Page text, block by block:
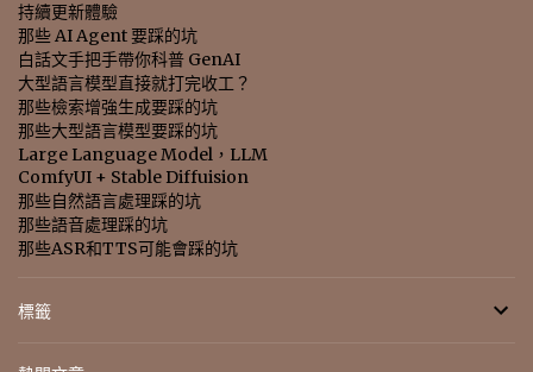
持續更新體驗
那些 AI Agent 要踩的坑
白話文手把手帶你科普 GenAI
大型語言模型直接就打完收工？
那些檢索增強生成要踩的坑
那些大型語言模型要踩的坑
Large Language Model，LLM
ComfyUI + Stable Diffuision
那些自然語言處理踩的坑
那些語音處理踩的坑
那些ASR和TTS可能會踩的坑
標籤